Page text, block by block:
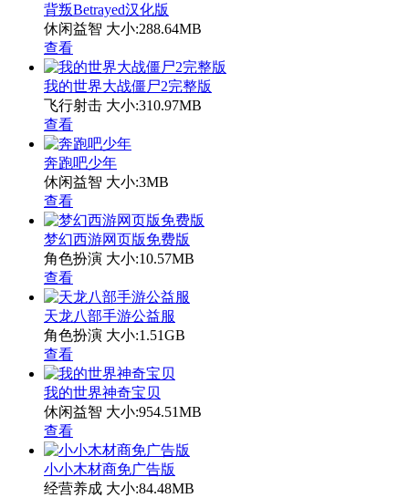
背叛Betrayed汉化版
休闲益智 大小:288.64MB
查看
我的世界大战僵尸2完整版
飞行射击 大小:310.97MB
查看
奔跑吧少年
休闲益智 大小:3MB
查看
梦幻西游网页版免费版
角色扮演 大小:10.57MB
查看
天龙八部手游公益服
角色扮演 大小:1.51GB
查看
我的世界神奇宝贝
休闲益智 大小:954.51MB
查看
小小木材商免广告版
经营养成 大小:84.48MB